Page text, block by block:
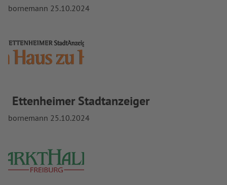
bornemann 25.10.2024
Ettenheimer Stadtanzeiger
bornemann 25.10.2024